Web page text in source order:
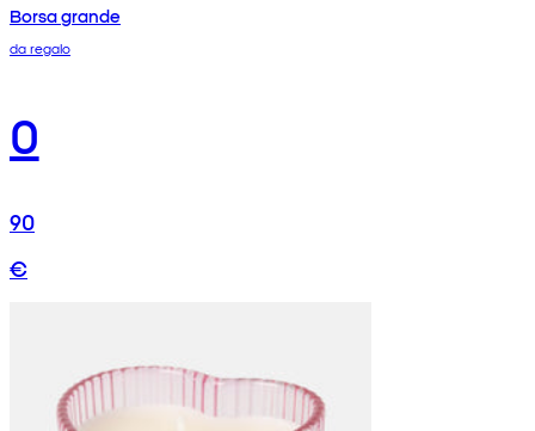
Borsa grande
da regalo
0
90
€